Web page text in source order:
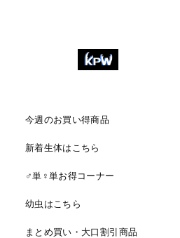
今週のお買い得商品
新着生体はこちら
♂単♀単お得コーナー
幼虫はこちら
まとめ買い・大口割引商品